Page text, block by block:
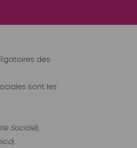
des
sont les
Sociale),
).